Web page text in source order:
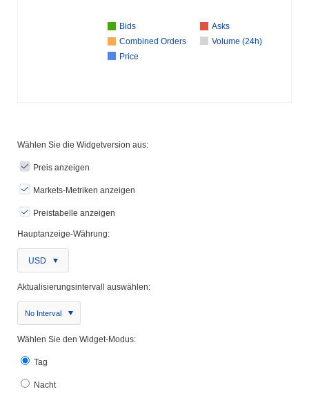
Bids
Asks
Combined Orders
Volume (24h)
Price
Wählen Sie die Widgetversion aus:
Preis anzeigen
Markets-Metriken anzeigen
Preistabelle anzeigen
Hauptanzeige-Währung:
USD
Aktualisierungsintervall auswählen:
No Interval
Wählen Sie den Widget-Modus:
Tag
Nacht